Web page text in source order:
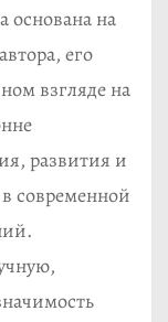
основана на
его
взгляде на
развития и
современной